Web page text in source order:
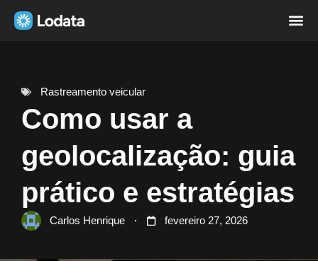
Rastreamento veicular
Como usar a
geolocalização: guia
prático e estratégias
Carlos Henrique fevereiro 27, 2026